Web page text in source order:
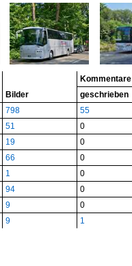
Bilder
Kommentare
geschrieben
798 55
51 0
19 0
66 0
1 0
94 0
9 0
9 1